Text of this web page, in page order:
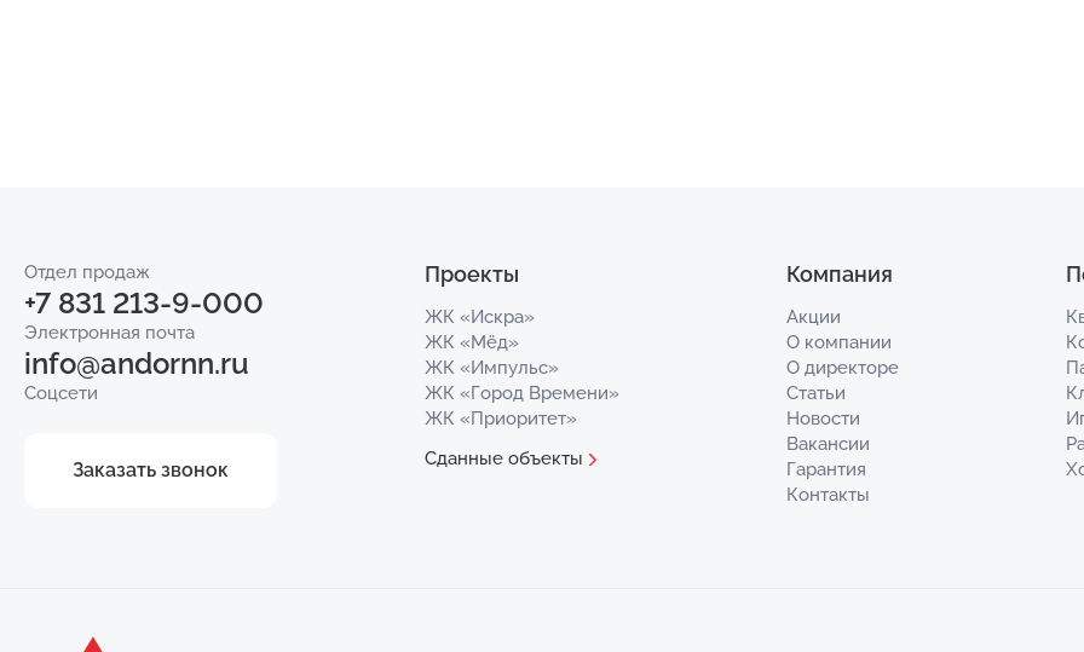
Отдел продаж
+7 831 213-9-000
Электронная почта
info@andornn.ru
Соцсети
Заказать звонок
Проекты
ЖК «Искра»
ЖК «Мёд»
ЖК «Импульс»
ЖК «Город Времени»
ЖК «Приоритет»
Сданные объекты
Компания
Акции
О компании
О директоре
Статьи
Новости
Вакансии
Гарантия
Контакты